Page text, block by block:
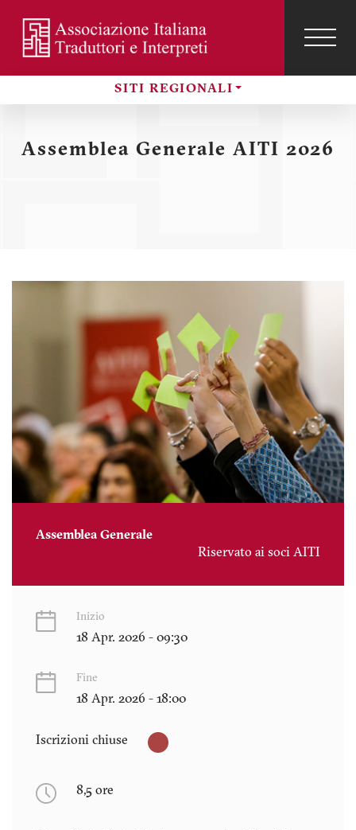
contenuto
principale
SITI REGIONALI
Menu
profilo
utente
Assemblea Generale AITI 2026
Assemblea Generale
Riservato ai soci AITI
Inizio
18 Apr. 2026 - 09:30
Fine
18 Apr. 2026 - 18:00
Iscrizioni chiuse
8,5 ore